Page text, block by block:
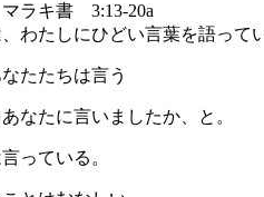
キ書 3:13-20a
わたしにひどい言葉を語って
たたちは言う
なたに言いましたか、と。
っている。